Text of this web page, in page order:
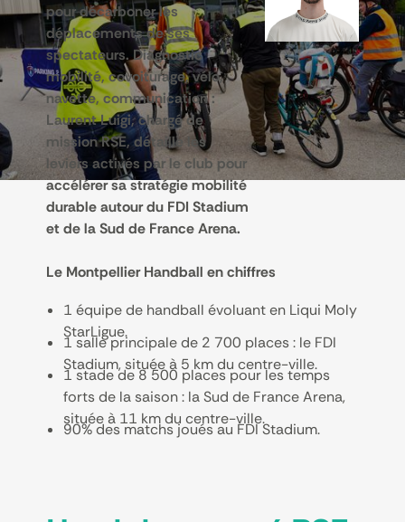
pour décarboner les
déplacements de ses
spectateurs. Diagnostic
mobilité, covoiturage, vélo,
navette, communication :
Laurent Luigi, chargé de
mission RSE, détaille les
leviers activés par le club pour
accélérer sa stratégie mobilité
durable autour du FDI Stadium
et de la Sud de France Arena.
Le Montpellier Handball en chiffres
1 équipe de handball évoluant en Liqui Moly
StarLigue.
1 salle principale de 2 700 places : le FDI
Stadium, située à 5 km du centre-ville.
1 stade de 8 500 places pour les temps
forts de la saison : la Sud de France Arena,
située à 11 km du centre-ville.
90% des matchs joués au FDI Stadium.